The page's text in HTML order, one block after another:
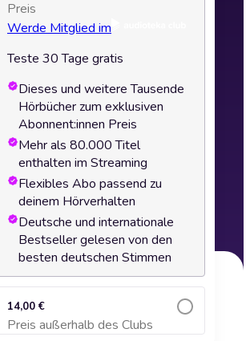
Preis
Werde Mitglied im
Teste 30 Tage gratis
Dieses und weitere Tausende
Hörbücher zum exklusiven
Abonnent:innen Preis
Mehr als 80.000 Titel
enthalten im Streaming
Flexibles Abo passend zu
deinem Hörverhalten
Deutsche und internationale
Bestseller gelesen von den
besten deutschen Stimmen
14,00 €
Preis außerhalb des Clubs
Zum Warenkorb hinzufügen